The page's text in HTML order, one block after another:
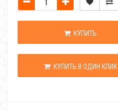
КУПИТЬ
КУПИТЬ В ОДИН КЛИК